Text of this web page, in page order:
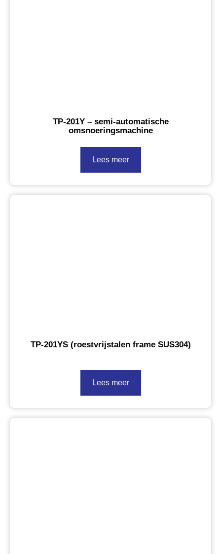
TP-201Y – semi-automatische
omsnoeringsmachine
Lees meer
TP-201YS (roestvrijstalen frame SUS304)
Lees meer